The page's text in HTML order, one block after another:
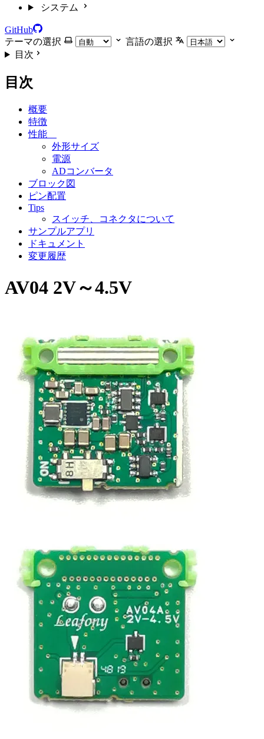
システム
GitHub
テーマの選択
言語の選択
目次
目次
概要
特徴
性能
外形サイズ
電源
ADコンバータ
ブロック図
ピン配置
Tips
スイッチ、コネクタについて
サンプルアプリ
ドキュメント
変更履歴
AV04 2V～4.5V